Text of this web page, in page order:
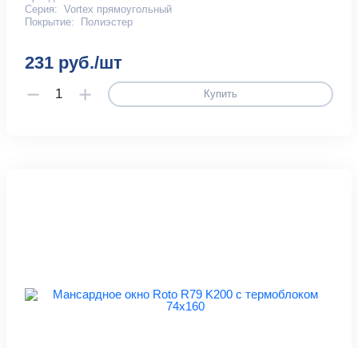
Серия: Vortex прямоугольный
Покрытие:
Полиэстер
231 руб./шт
Купить